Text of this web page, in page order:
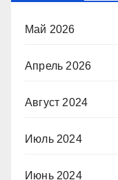
Май 2026
Апрель 2026
Август 2024
Июль 2024
Июнь 2024